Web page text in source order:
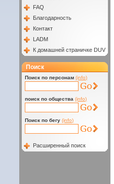
FAQ
Благодарность
Контакт
LADM
К домашней страничке DUV
Поиск
Поиск по персонам (info)
поиск по общества (info)
Поиск по бегу (info)
Расширенный поиск